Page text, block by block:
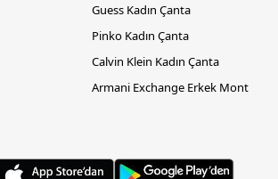
Guess Kadın Çanta
Pinko Kadın Çanta
Calvin Klein Kadın Çanta
Armani Exchange Erkek Mont